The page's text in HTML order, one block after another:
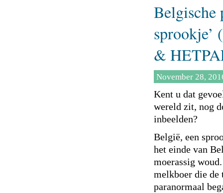
Belgische
sprookje’
&
November 28,
Kent u dat
wereld zit, nog
inbeelden?
België, een
het einde van
moerassig
melkboer die de
paranormaal